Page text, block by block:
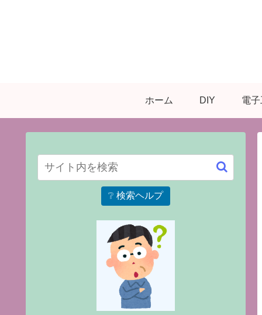
ホーム DIY 電
❔ 検索ヘルプ